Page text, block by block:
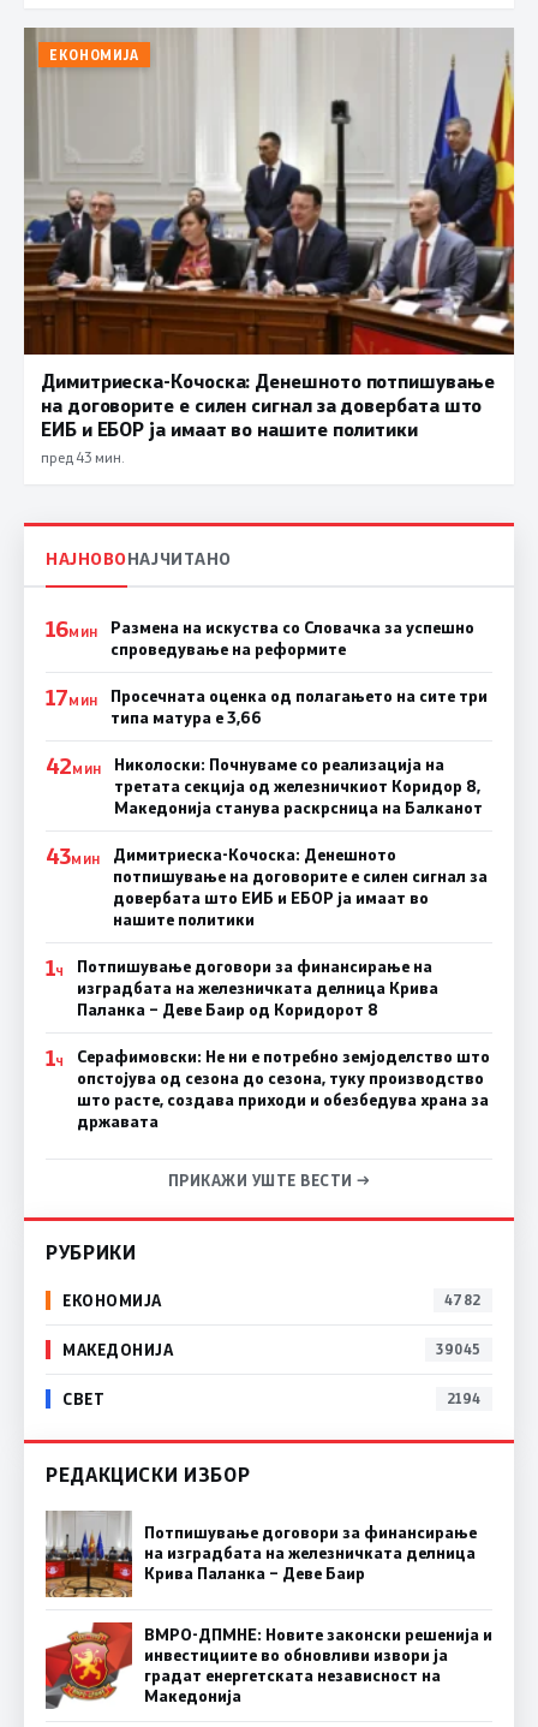
ЕКОНОМИЈА
Димитриеска-Кочоска: Денешното потпишување
на договорите е силен сигнал за довербата што
ЕИБ и ЕБОР ја имаат во нашите политики
пред 43 мин.
НАЈНОВОНАЈЧИТАНО
16МИН
Размена на искуства со Словачка за успешно
спроведување на реформите
17МИН
Просечната оценка од полагањето на сите три
типа матура е 3,66
42МИН
Николоски: Почнуваме со реализација на
третата секција од железничкиот Коридор 8,
Македонија станува раскрсница на Балканот
43МИН
Димитриеска-Кочоска: Денешното
потпишување на договорите е силен сигнал за
довербата што ЕИБ и ЕБОР ја имаат во
нашите политики
1Ч
Потпишување договори за финансирање на
изградбата на железничката делница Крива
Паланка – Деве Баир од Коридорот 8
1Ч
Серафимовски: Не ни е потребно земјоделство што
опстојува од сезона до сезона, туку производство
што расте, создава приходи и обезбедува храна за
државата
ПРИКАЖИ УШТЕ ВЕСТИ →
РУБРИКИ
ЕКОНОМИЈА 4782
МАКЕДОНИЈА 39045
СВЕТ 2194
РЕДАКЦИСКИ ИЗБОР
Потпишување договори за финансирање
на изградбата на железничката делница
Крива Паланка – Деве Баир
ВМРО-ДПМНЕ: Новите законски решенија и
инвестициите во обновливи извори ја
градат енергетската независност на
Македонија